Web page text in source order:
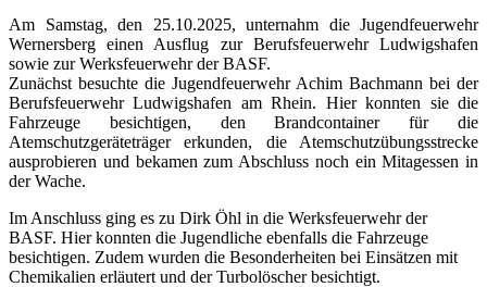
Am Samstag, den 25.10.2025, unternahm die Jugendfeuerwehr
Wernersberg einen Ausflug zur Berufsfeuerwehr Ludwigshafen
sowie zur Werksfeuerwehr der BASF.
Zunächst besuchte die Jugendfeuerwehr Achim Bachmann bei der
Berufsfeuerwehr Ludwigshafen am Rhein. Hier konnten sie die
Fahrzeuge besichtigen, den Brandcontainer für die
Atemschutzgeräteträger erkunden, die Atemschutzübungsstrecke
ausprobieren und bekamen zum Abschluss noch ein Mitagessen in
der Wache.
Im Anschluss ging es zu Dirk Öhl in die Werksfeuerwehr der
BASF. Hier konnten die Jugendliche ebenfalls die Fahrzeuge
besichtigen. Zudem wurden die Besonderheiten bei Einsätzen mit
Chemikalien erläutert und der Turbolöscher besichtigt.